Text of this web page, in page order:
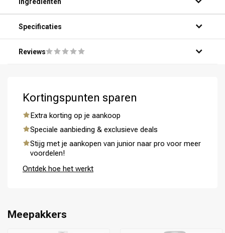
Omvorming CombiDeals
Ingrediënten
Specificaties
Reviews
Kortingspunten sparen
Extra korting op je aankoop
Speciale aanbieding & exclusieve deals
Stijg met je aankopen van junior naar pro voor meer
voordelen!
Ontdek hoe het werkt
Meepakkers